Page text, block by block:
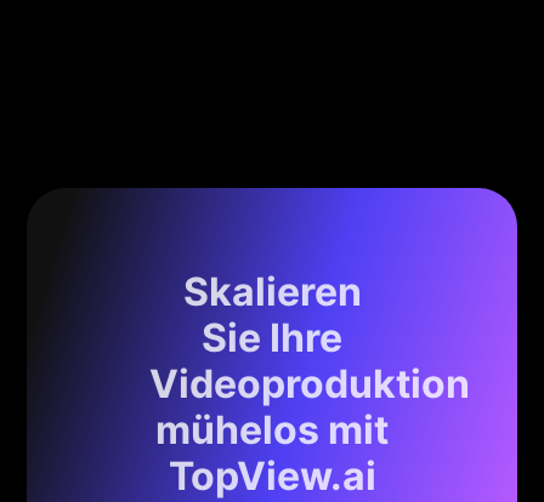
Skalieren
Sie Ihre
Videoproduktion
mühelos mit
TopView.ai